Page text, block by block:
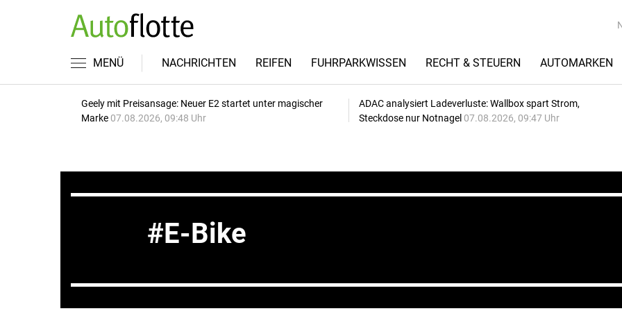
MENÜ NACHRICHTEN REIFEN FUHRPARKWISSEN RECHT & STEUERN AUTOMARKEN
Geely mit Preisansage: Neuer E2 startet unter magischer
Marke 07.08.2026, 09:48 Uhr
ADAC analysiert Ladeverluste: Wallbox spart Strom,
Steckdose nur Notnagel 07.08.2026, 09:47 Uhr
E-Bike